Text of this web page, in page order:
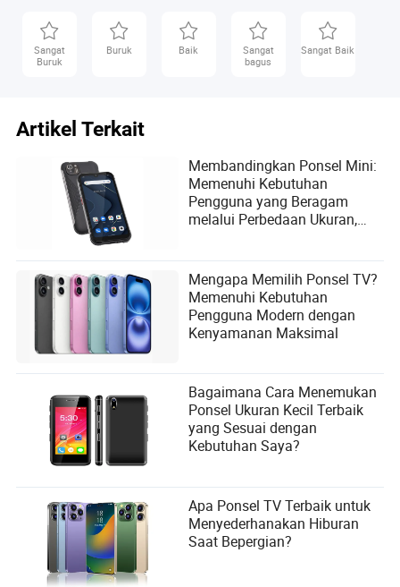
Sangat
Buruk
Buruk Baik
Sangat
bagus
Sangat Baik
Artikel Terkait
Membandingkan Ponsel Mini:
Memenuhi Kebutuhan
Pengguna yang Beragam
melalui Perbedaan Ukuran,
Mengapa Memilih Ponsel TV?
Memenuhi Kebutuhan
Pengguna Modern dengan
Kenyamanan Maksimal
Bagaimana Cara Menemukan
Ponsel Ukuran Kecil Terbaik
yang Sesuai dengan
Kebutuhan Saya?
Apa Ponsel TV Terbaik untuk
Menyederhanakan Hiburan
Saat Bepergian?